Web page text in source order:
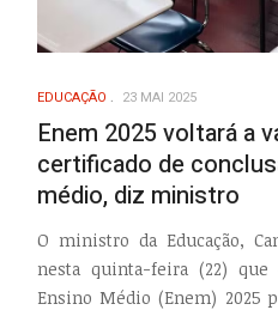
EDUCAÇÃO 23 MAI 2025
Enem 2025 voltará a
certificado de
médio, diz ministro
O ministro da Educação,
nesta quinta-feira (22) que
Ensino Médio (Enem) 2025